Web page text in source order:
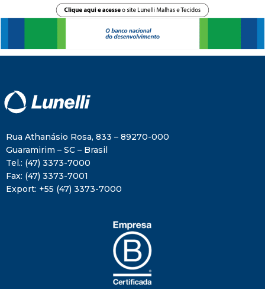
Rua Athanásio Rosa, 833 – 89270-000
Guaramirim – SC – Brasil
Tel.: (47) 3373-7000
Fax: (47) 3373-7001
Export: +55 (47) 3373-7000